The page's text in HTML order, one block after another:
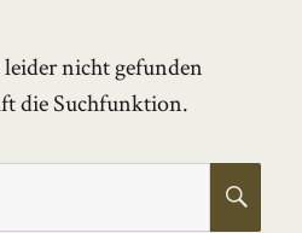
nicht gefunden
die Suchfunktion.